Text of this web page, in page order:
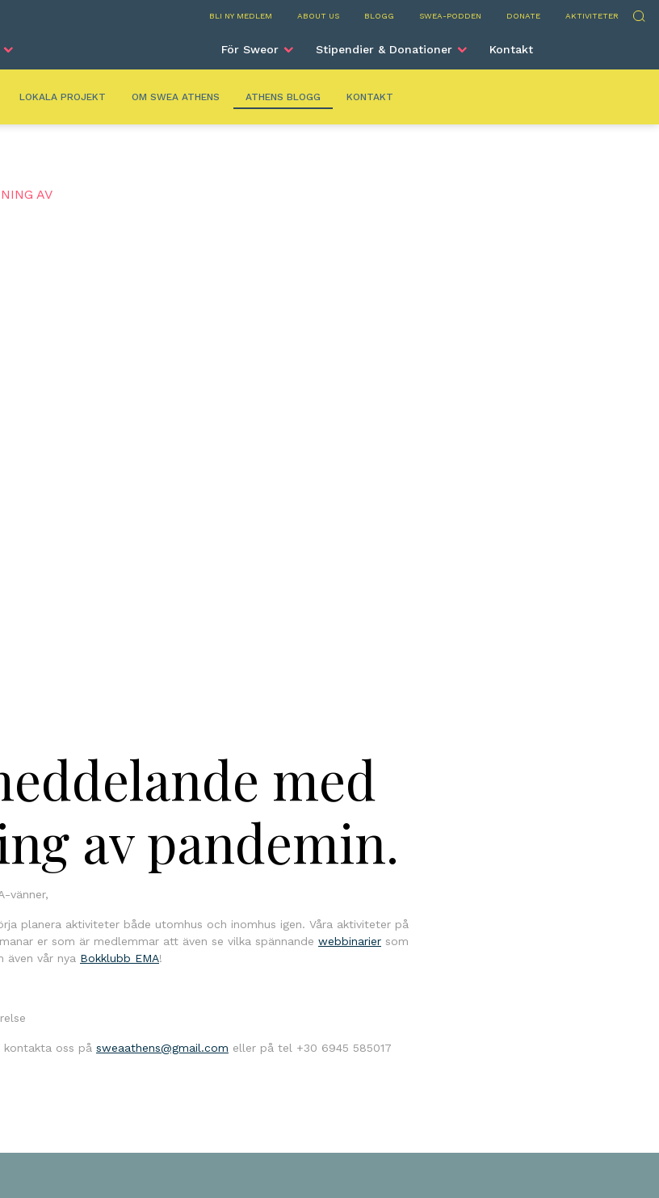
BLI NY MEDLEM ABOUT US BLOGG SWEA-PODDEN DONATE AKTIVITETER Sök
Athens
För Sweor Stipendier & Donationer Kontakt
LOKALA PROJEKT OM SWEA ATHENS ATHENS BLOGG KONTAKT
AV
med
av pandemin.
vänner,
planera aktiviteter både utomhus och inomhus igen. Våra aktiviteter på
er som är medlemmar att även se vilka spännande webbinarier som
även vår nya Bokklubb EMA!
oss på sweaathens@gmail.com eller på tel +30 6945 585017